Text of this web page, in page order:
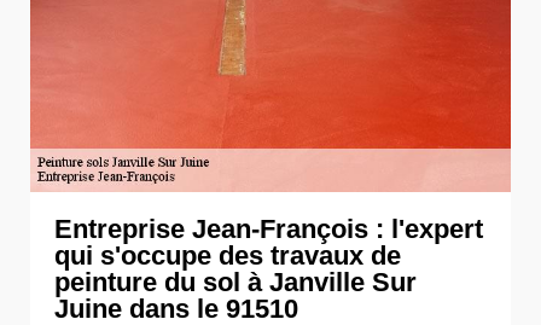
Entreprise Jean-François : l'expert
qui s'occupe des travaux de
peinture du sol à Janville Sur
Juine dans le 91510